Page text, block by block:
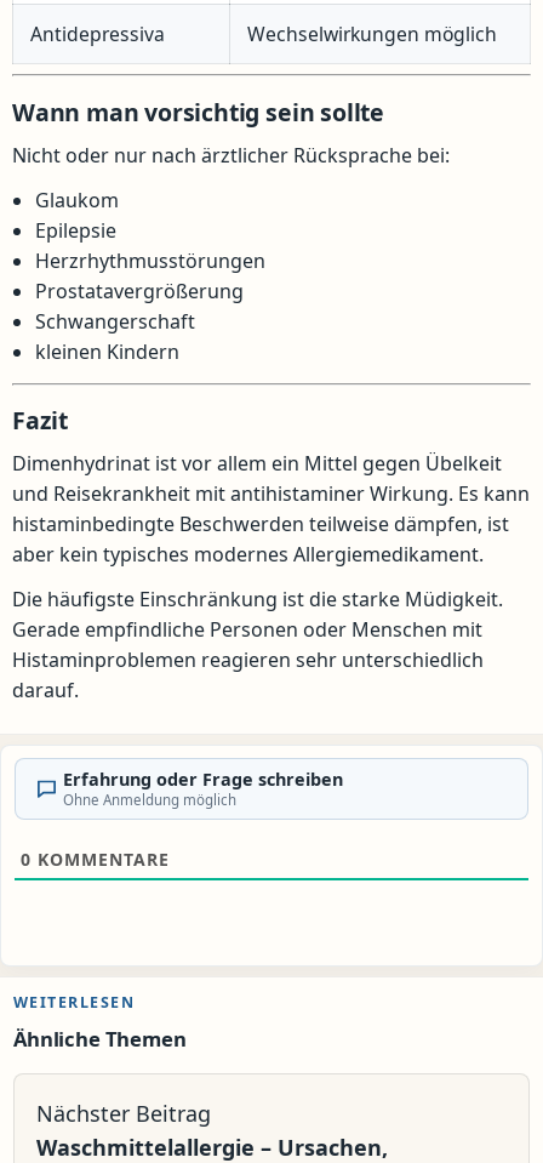
Antidepressiva Wechselwirkungen möglich
Wann man vorsichtig sein sollte
Nicht oder nur nach ärztlicher Rücksprache bei:
Glaukom
Epilepsie
Herzrhythmusstörungen
Prostatavergrößerung
Schwangerschaft
kleinen Kindern
Fazit
Dimenhydrinat ist vor allem ein Mittel gegen Übelkeit
und Reisekrankheit mit antihistaminer Wirkung. Es kann
histaminbedingte Beschwerden teilweise dämpfen, ist
aber kein typisches modernes Allergiemedikament.
Die häufigste Einschränkung ist die starke Müdigkeit.
Gerade empfindliche Personen oder Menschen mit
Histaminproblemen reagieren sehr unterschiedlich
darauf.
Erfahrung oder Frage schreiben
Ohne Anmeldung möglich
0 KOMMENTARE
WEITERLESEN
Ähnliche Themen
Nächster Beitrag
Waschmittelallergie – Ursachen,